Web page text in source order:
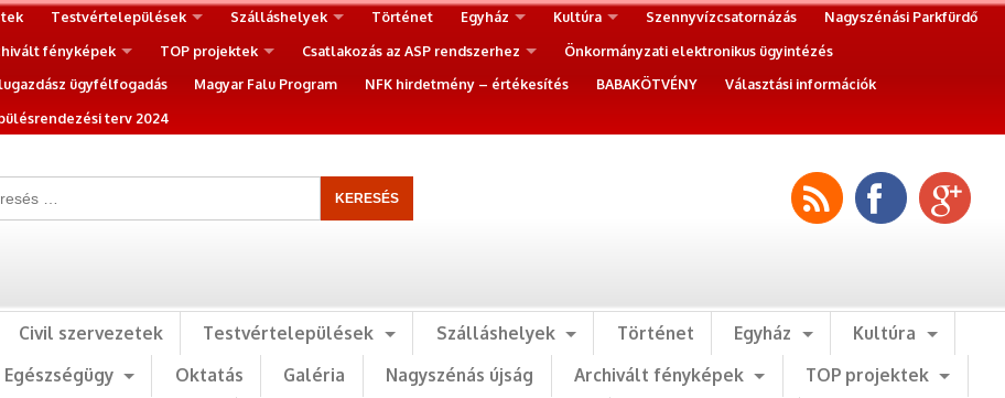
Testvértelepülések Szálláshelyek Történet Egyház Kultúra Szennyvízcsatornázás
Nagyszénási Parkfürdő
fényképek TOP projektek Csatlakozás az ASP rendszerhez
Önkormányzati elektronikus ügyintézés
ügyfélfogadás Magyar Falu Program NFK hirdetmény – értékesítés BABAKÖTVÉNY
Választási információk
terv 2024
Civil szervezetek Testvértelepülések Szálláshelyek Történet Egyház
Kultúra
Egészségügy Oktatás Galéria Nagyszénás újság Archivált fényképek
TOP projektek